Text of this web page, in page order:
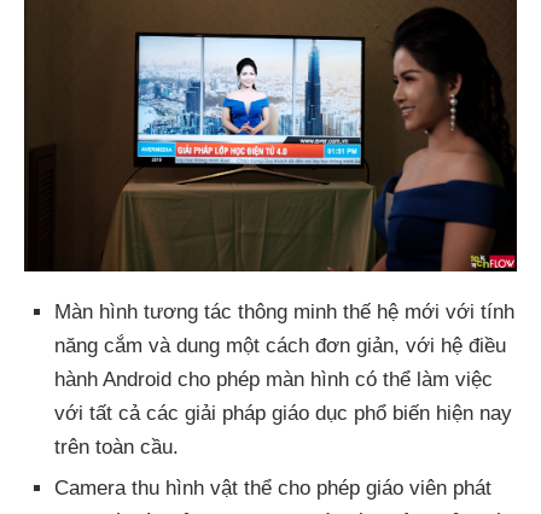
Màn hình tương tác thông minh thế hệ mới với tính
năng cắm và dung một cách đơn giản, với hệ điều
hành Android cho phép màn hình có thể làm việc
với tất cả các giải pháp giáo dục phổ biến hiện nay
trên toàn cầu.
Camera thu hình vật thể cho phép giáo viên phát